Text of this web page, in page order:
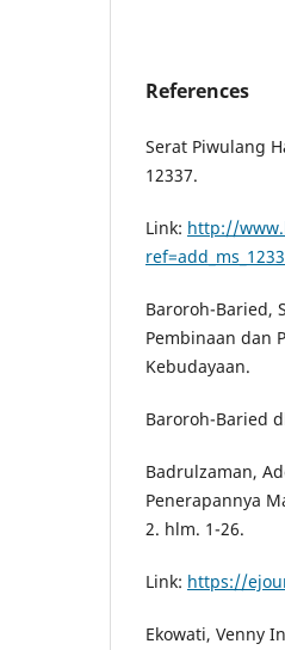
References
Serat Piwulang
12337.
Link: http://
Baroroh-Baried,
Pembinaan dan
Kebudayaan.
Baroroh-Baried
Badrulzaman,
Penerapannya
2. hlm. 1-26.
Link: https://
Ekowati, Venny